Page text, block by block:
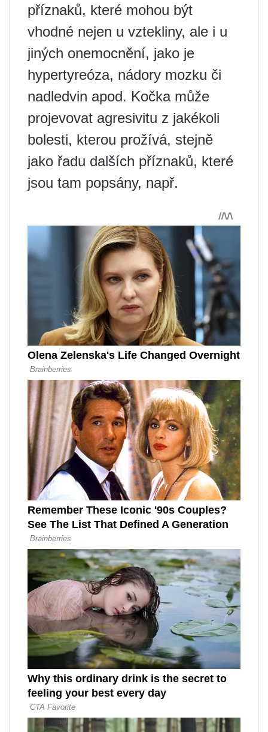
příznaků, které mohou být
vhodné nejen u vztekliny, ale i u
jiných onemocnění, jako je
hypertyreóza, nádory mozku či
nadledvin apod. Kočka může
projevovat agresivitu z jakékoli
bolesti, kterou prožívá, stejně
jako řadu dalších příznaků, které
jsou tam popsány, např.